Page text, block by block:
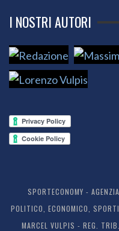
I NOSTRI AUTORI
SPORTECONOMY -
POLITICO, ECONOMICO,
MARCEL VULPIS - REG.